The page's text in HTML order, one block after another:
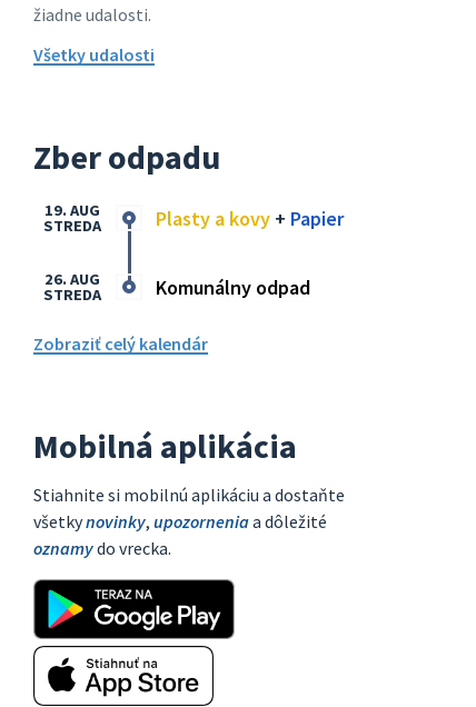
žiadne udalosti.
Všetky udalosti
Zber odpadu
Plasty a kovy + Papier
19. AUG
STREDA
Komunálny odpad
26. AUG
STREDA
Zobraziť celý kalendár
Mobilná aplikácia
Stiahnite si mobilnú aplikáciu a dostaňte
všetkynovinky, upozorneniaa dôležité
oznamydo vrecka.